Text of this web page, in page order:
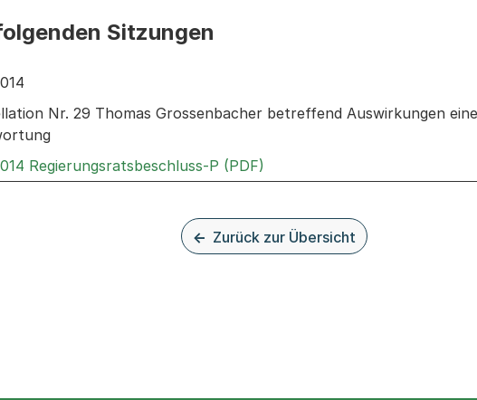
Sitzungen
Informationen zu den Sitzungen zum Geschäft
Nr. 29 Thomas Grossenbacher betreffend Auswirkungen
Regierungsratsbeschluss-P (PDF)
Zurück zur Übersicht